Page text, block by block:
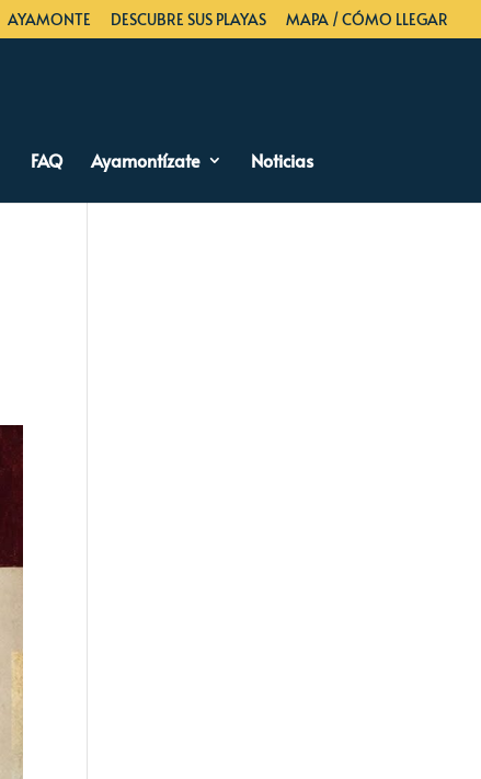
AYAMONTE DESCUBRE SUS PLAYAS MAPA / CÓMO LLEGAR
FAQ Ayamontízate Noticias